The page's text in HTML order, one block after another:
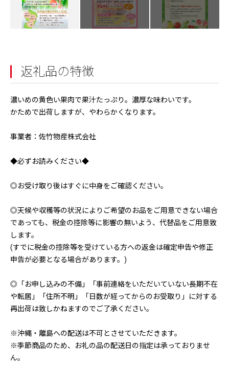
返礼品の特徴
濃いめの黄色い果肉で果汁たっぷり。濃厚な味わいです。
かためで出荷しますが、やわらかくなります。
事業者：佐竹物産株式会社
◆必ずお読みください◆
◎お受け取り後はすぐに中身をご確認ください。
◎天候や収穫等の状況によりご希望のお品をご用意できない場合
であっても、税金の控除等に影響の無いよう、代替品をご用意致
します。
(すでに税金の控除等を受けている方への返金は確定申告や修正
申告が必要となる場合があります。)
◎「お申し込みの不備」「事前連絡をいただいていない長期不在
や転居」「住所不明」「日数が経ってからのお受取り」に対する
再出荷は致しかねますのでご了承ください。
※沖縄・離島への配送は不可とさせていただきます。
※季節商品のため、お礼の品の配送日の指定は承っておりませ
ん。